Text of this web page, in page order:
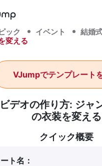
ック イベント 結婚
変える
デオの作り方: ジャ
の衣装を変える
VJumpでテンプレート
クイック概要
ト名：